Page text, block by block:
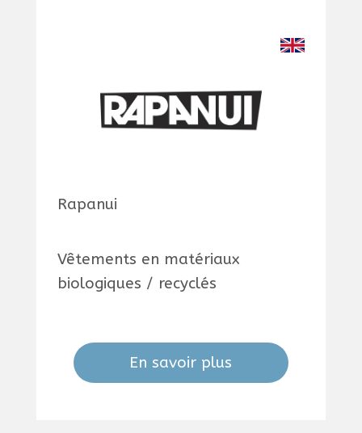
Rapanui
Vêtements en matériaux
biologiques / recyclés
En savoir plus